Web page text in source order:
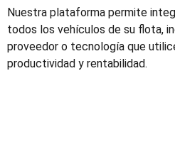
Nuestra plataforma permite
todos los vehículos de su flota,
proveedor o tecnología que
productividad y rentabilidad.